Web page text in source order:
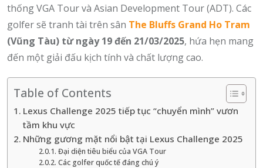
thống VGA Tour và Asian Development Tour (ADT). Các
golfer sẽ tranh tài trên sân The Bluffs Grand Ho Tram
(Vũng Tàu) từ ngày 19 đến 21/03/2025, hứa hẹn mang
đến một giải đấu kịch tính và chất lượng cao.
Table of Contents
Lexus Challenge 2025 tiếp tục “chuyển mình” vươn
tầm khu vực
Những gương mặt nổi bật tại Lexus Challenge 2025
Đại diện tiêu biểu của VGA Tour
Các golfer quốc tế đáng chú ý